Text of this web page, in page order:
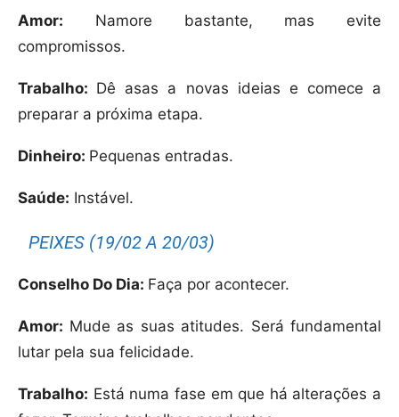
Amor: Namore bastante, mas evite
compromissos.
Trabalho: Dê asas a novas ideias e comece a
preparar a próxima etapa.
Dinheiro: Pequenas entradas.
Saúde: Instável.
PEIXES (19/02 A 20/03)
Conselho Do Dia: Faça por acontecer.
Amor: Mude as suas atitudes. Será fundamental
lutar pela sua felicidade.
Trabalho: Está numa fase em que há alterações a